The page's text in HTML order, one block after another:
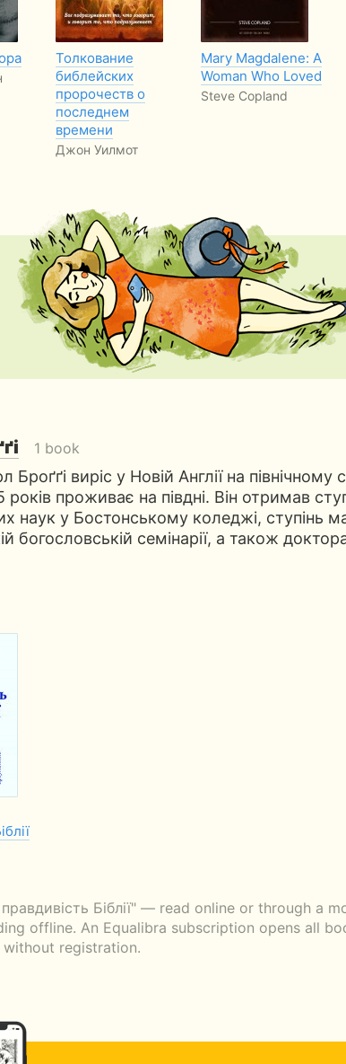
Толкование
библейских
пророчеств о
последнем
времени
Джон Уилмот
Mary Magdalene: A
Woman Who Loved
Steve Copland
1 book
Броґґі виріс у Новій Англії на північному
років проживає на півдні. Він отримав
наук у Бостонському коледжі, ступінь
богословській семінарії, а також
Біблії" — read online or through
offline. An Equalibra subscription opens all
without registration.